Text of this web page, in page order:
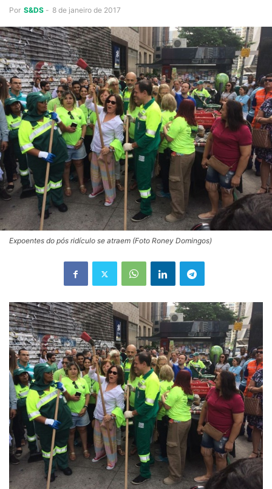
Por S&DS - 8 de janeiro de 2017
Expoentes do pós ridículo se atraem (Foto Roney Domingos)